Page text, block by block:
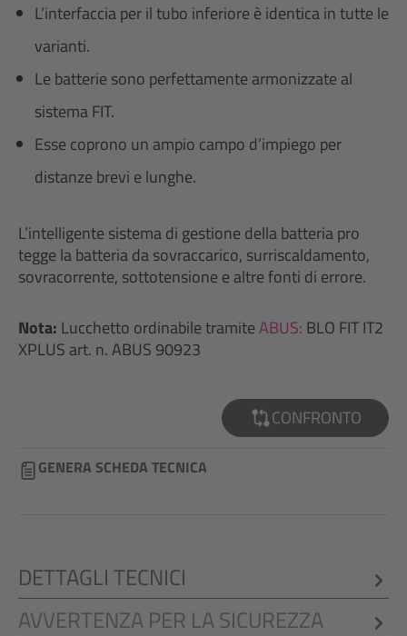
L’interfaccia per il tubo inferiore è identica in tutte le
varianti.
Le batterie sono perfettamente armonizzate al
sistema FIT.
Esse coprono un ampio campo d’impiego per
distanze brevi e lunghe.
L’intelligente sistema di gestione della batteria pro
tegge la batteria da sovraccarico, surriscaldamento,
sovracorrente, sottotensione e altre fonti di errore.
Nota: Lucchetto ordinabile tramiteABUS: BLO FIT IT2
XPLUS art. n. ABUS 90923
CONFRONTO
GENERA SCHEDA TECNICA
DETTAGLI TECNICI
AVVERTENZA PER LA SICUREZZA